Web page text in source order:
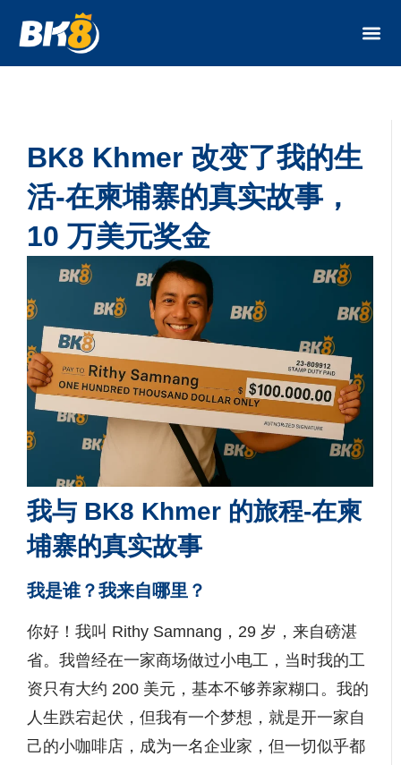
BK8 Khmer 改变了我的生
活-在柬埔寨的真实故事，
10 万美元奖金
我与 BK8 Khmer 的旅程-在柬
埔寨的真实故事
我是谁？我来自哪里？
你好！我叫 Rithy Samnang，29 岁，来自磅湛
省。我曾经在一家商场做过小电工，当时我的工
资只有大约 200 美元，基本不够养家糊口。我的
人生跌宕起伏，但我有一个梦想，就是开一家自
己的小咖啡店，成为一名企业家，但一切似乎都